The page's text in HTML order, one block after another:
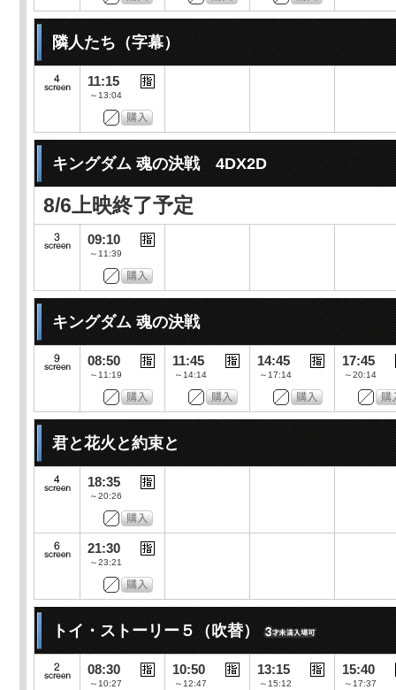
隣人たち（字幕）
11:15
～13:04
キングダム 魂の決戦 4DX2D
8/6上映終了予定
09:10
～11:39
キングダム 魂の決戦
08:50
～11:19
11:45
～14:14
14:45
～17:14
17:45
～20:14
君と花火と約束と
18:35
～20:26
21:30
～23:21
トイ・ストーリー５（吹替）
08:30
～10:27
10:50
～12:47
13:15
～15:12
15:40
～17:37